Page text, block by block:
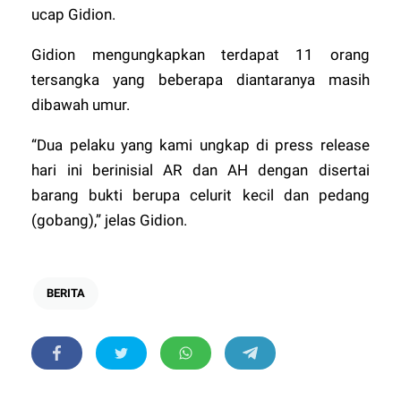
ucap Gidion.
Gidion mengungkapkan terdapat 11 orang
tersangka yang beberapa diantaranya masih
dibawah umur.
“Dua pelaku yang kami ungkap di press release
hari ini berinisial AR dan AH dengan disertai
barang bukti berupa celurit kecil dan pedang
(gobang),” jelas Gidion.
BERITA